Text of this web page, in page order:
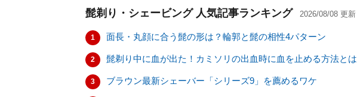
髭剃り・シェービング人気記事ランキング 2026/08/08 更新
1 面長・丸顔に合う髭の形は？輪郭と髭の相性4パターン
2 髭剃り中に血が出た！カミソリの出血時に血を止める方法とは
3 ブラウン最新シェーバー「シリーズ9」を薦めるワケ